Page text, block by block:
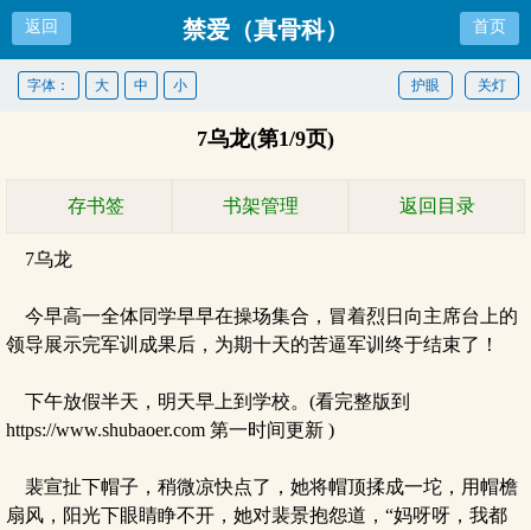
返回 禁爱（真骨科） 首页
关灯
护眼
字体： 大 中 小
7乌龙(第1/9页)
存书签 书架管理 返回目录
7乌龙
今早高一全体同学早早在操场集合，冒着烈日向主席台上的
领导展示完军训成果后，为期十天的苦逼军训终于结束了！
下午放假半天，明天早上到学校。(看完整版到
https://www.shubaoer.com 第一时间更新 )
裴宣扯下帽子，稍微凉快点了，她将帽顶揉成一坨，用帽檐
扇风，阳光下眼睛睁不开，她对裴景抱怨道，“妈呀呀，我都